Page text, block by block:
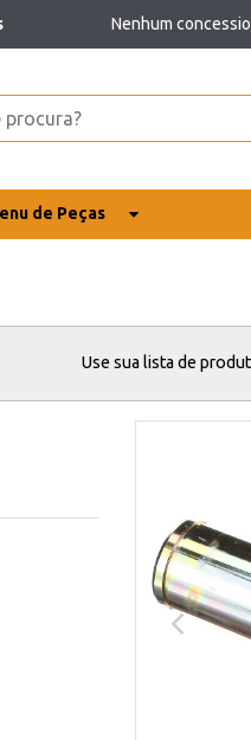
Nenhum
de Peças
Use sua lista de